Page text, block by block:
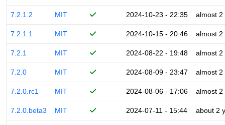
7.2.1.2 MIT 2024-10-23 - 22:35 almost 2
7.2.1.1 MIT 2024-10-15 - 20:46 almost 2
7.2.1 MIT 2024-08-22 - 19:48 almost 2
7.2.0 MIT 2024-08-09 - 23:47 almost 2
7.2.0.rc1 MIT 2024-08-06 - 17:06 almost 2
7.2.0.beta3 MIT 2024-07-11 - 15:44 about 2